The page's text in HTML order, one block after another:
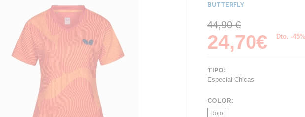
BUTTERFLY
44,90 €
24,70€ Dto. -45%
TIPO:
Especial Chicas
COLOR:
Rojo